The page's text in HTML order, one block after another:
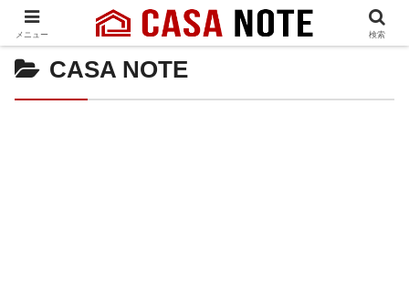
CASA NOTE
メニュー 検索